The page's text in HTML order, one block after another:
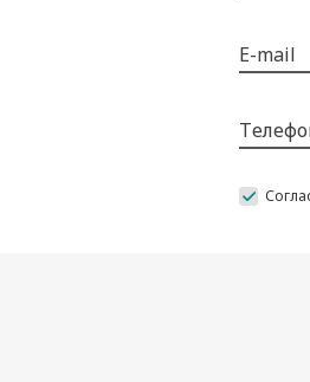
E-mail